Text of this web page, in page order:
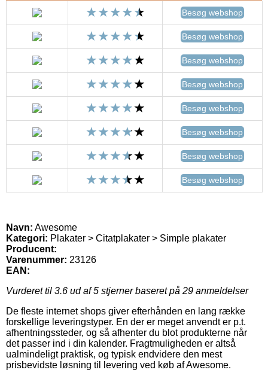
Besøg webshop
Besøg webshop
Besøg webshop
Besøg webshop
Besøg webshop
Besøg webshop
Besøg webshop
Besøg webshop
Navn: Awesome
Kategori: Plakater > Citatplakater > Simple plakater
Producent:
Varenummer: 23126
EAN:
Vurderet til 3.6 ud af 5 stjerner baseret på 29 anmeldelser
De fleste internet shops giver efterhånden en lang række
forskellige leveringstyper. En der er meget anvendt er p.t.
afhentningssteder, og så afhenter du blot produkterne når
det passer ind i din kalender. Fragtmuligheden er altså
ualmindeligt praktisk, og typisk endvidere den mest
prisbevidste løsning til levering ved køb af Awesome.